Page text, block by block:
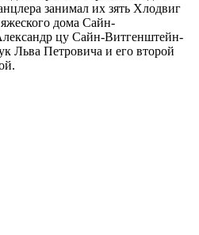
занимал их зять Хлодвиг
дома Сайн-
цу Сайн-Витгенштейн-
Льва Петровича и его второй